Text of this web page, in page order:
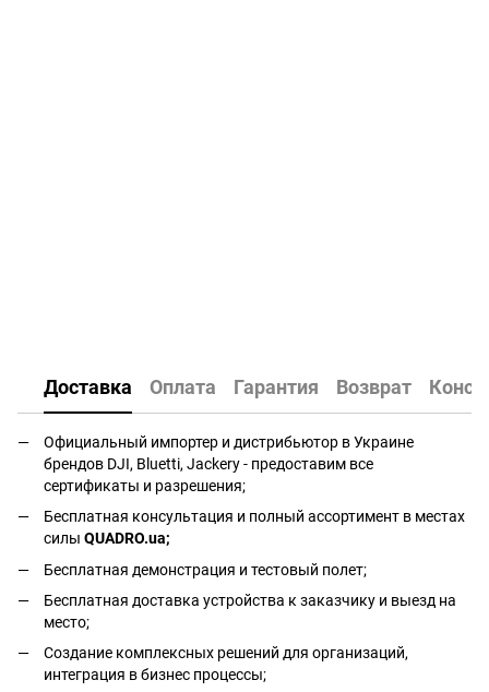
Доставка Оплата Гарантия Возврат
Официальный импортер и дистрибьютор в Украине
брендов DJI, Bluetti, Jackery - предоставим все
сертификаты и разрешения;
Бесплатная консультация и полный ассортимент в местах
силы QUADRO.ua;
Бесплатная демонстрация и тестовый полет;
Бесплатная доставка устройства к заказчику и выезд на
место;
Создание комплексных решений для организаций,
интеграция в бизнес процессы;